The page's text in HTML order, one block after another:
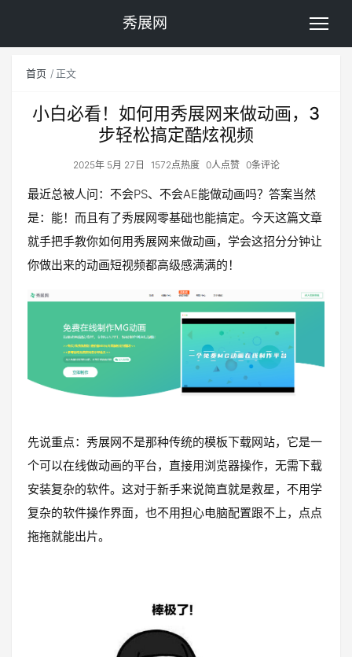
秀展网
首页 正文
小白必看！如何用秀展网来做动画，3
步轻松搞定酷炫视频
2025年 5月 27日 1572点热度 0人点赞 0条评论
最近总被人问：不会PS、不会AE能做动画吗？答案当然
是：能！而且有了秀展网零基础也能搞定。今天这篇文章
就手把手教你如何用秀展网来做动画，学会这招分分钟让
你做出来的动画短视频都高级感满满的！
先说重点：秀展网不是那种传统的模板下载网站，它是一
个可以在线做动画的平台，直接用浏览器操作，无需下载
安装复杂的软件。这对于新手来说简直就是救星，不用学
复杂的软件操作界面，也不用担心电脑配置跟不上，点点
拖拖就能出片。